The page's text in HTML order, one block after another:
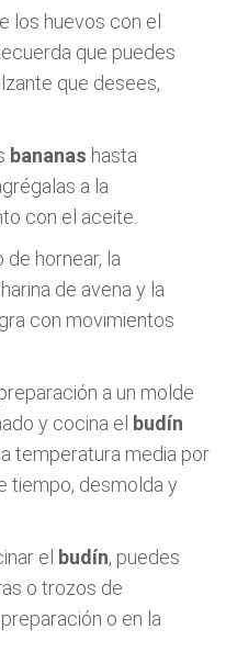
los huevos con el
que puedes
que desees,
bananas hasta
a la
con el aceite.
de hornear, la
de avena y la
con movimientos
a un molde
y cocina el budín
temperatura media por
tiempo, desmolda y
el budín, puedes
o trozos de
o en la